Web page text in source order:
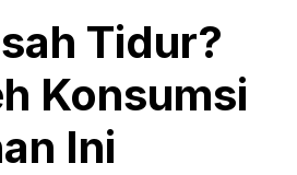
Tidur?
Konsumsi
Ini